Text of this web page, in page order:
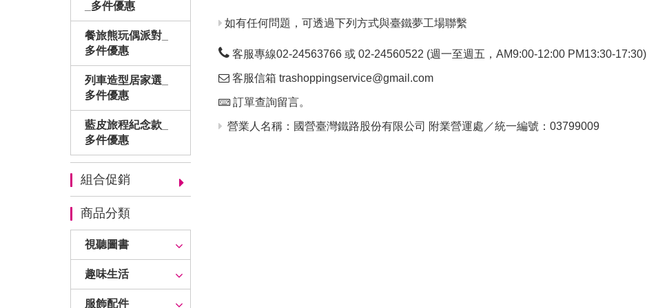
_多件優惠
餐旅熊玩偶派對_
多件優惠
列車造型居家選_
多件優惠
藍皮旅程紀念款_
多件優惠
組合促銷
商品分類
視聽圖書
趣味生活
服飾配件
如有任何問題，可透過下列方式與臺鐵夢工場聯繫
客服專線02-24563766 或 02-24560522 (週一至週五，AM9:00-12:00 PM13:30-17:30)
客服信箱 trashoppingservice@gmail.com
訂單查詢留言。
營業人名稱：國營臺灣鐵路股份有限公司 附業營運處／統一編號：03799009